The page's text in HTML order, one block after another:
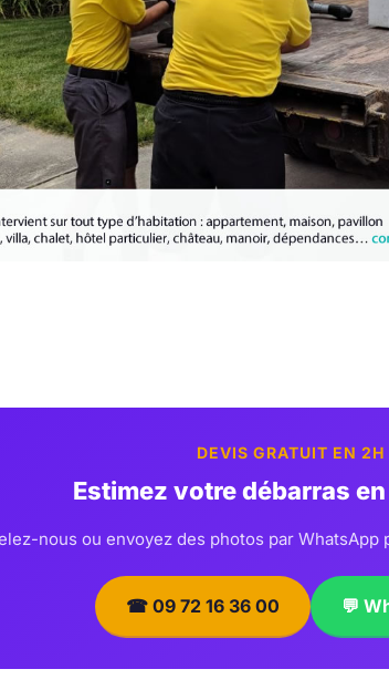
DEVIS GRATUIT EN 2H
Estimez votre débarras
nous ou envoyez des photos par WhatsApp
☎ 09 72 16 36 00 💬